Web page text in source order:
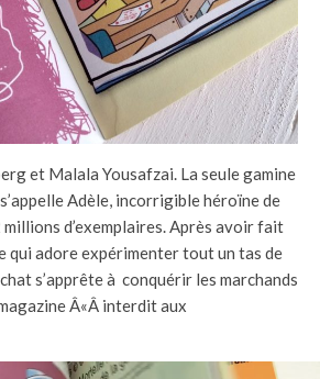
et Malala Yousafzai. La seule gamine
Adèle, incorrigible héroïne de
d’exemplaires. Après avoir fait
qui adore expérimenter tout un tas de
s’apprête à conquérir les marchands
Â«Â interdit aux